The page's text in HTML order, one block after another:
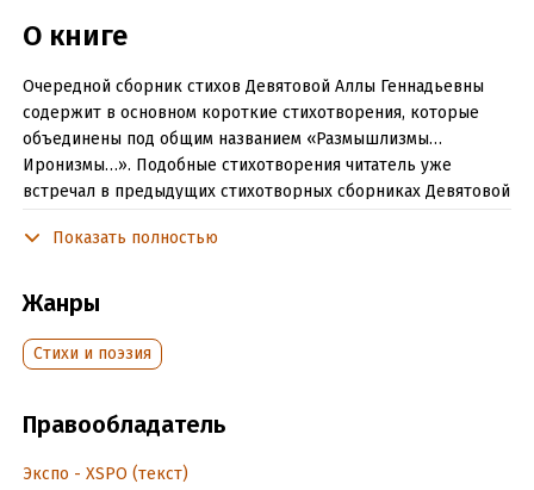
О книге
Очередной сборник стихов Девятовой Аллы Геннадьевны
содержит в основном короткие стихотворения, которые
объединены под общим названием «Размышлизмы…
Иронизмы…». Подобные стихотворения читатель уже
встречал в предыдущих стихотворных сборниках Девятовой
отражают взгляды на них автора. Насколько это звучит
Подробная информация
Год издания:
Дата поступления:
ISBN (EAN):9798215121290
Показать полностью
Жанры
Cтихи и поэзия
Правообладатель
Экспо - XSPO (текст)